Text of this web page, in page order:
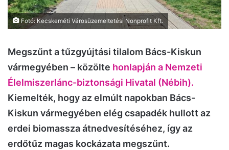
Fotó: Kecskeméti Városüzemeltetési Nonprofit Kft.
Megszűnt a tűzgyújtási tilalom Bács-Kiskun
vármegyében – közölte honlapján a Nemzeti
Élelmiszerlánc-biztonsági Hivatal (Nébih).
Kiemelték, hogy az elmúlt napokban Bács-
Kiskun vármegyében elég csapadék hullott az
erdei biomassza átnedvesítéséhez, így az
erdőtűz magas kockázata megszűnt.